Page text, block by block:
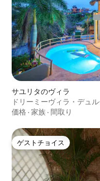
サユリタのヴィラ
ドリーミーヴィラ・デュ
価格 · 家族 · 間取り
ゲストチョイス
ゲストチョイス